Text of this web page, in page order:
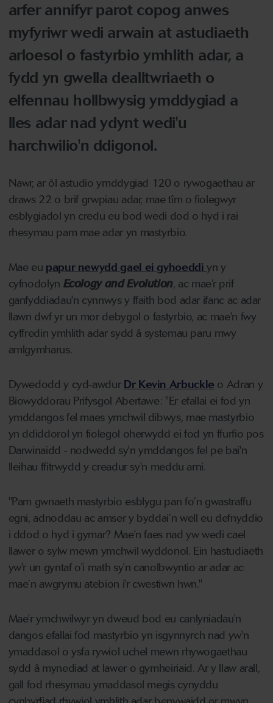
arfer annifyr parot copog anwes
myfyriwr wedi arwain at astudiaeth
arloesol o fastyrbio ymhlith adar, a
fydd yn gwella dealltwriaeth o
elfennau hollbwysig ymddygiad a
lles adar nad ydynt wedi'u
harchwilio'n ddigonol.
Nawr, ar ôl astudio ymddygiad 120 o rywogaethau ar
draws 22 o brif grwpiau adar, mae tîm o fiolegwyr
esblygiadol yn credu eu bod wedi dod o hyd i rai
rhesymau pam mae adar yn mastyrbio.
Mae eu papur newydd gael ei gyhoeddiyn y
cyfnodolyn Ecology and Evolution, ac mae’r prif
ganfyddiadau'n cynnwys y ffaith bod adar ifanc ac adar
llawn dwf yr un mor debygol o fastyrbio, ac mae'n fwy
cyffredin ymhlith adar sydd â systemau paru mwy
amlgymharus.
Dywedodd y cyd-awdur Dr Kevin Arbuckle o Adran y
Biowyddorau Prifysgol Abertawe: "Er efallai ei fod yn
ymddangos fel maes ymchwil dibwys, mae mastyrbio
yn ddiddorol yn fiolegol oherwydd ei fod yn ffurfio pos
Darwinaidd - nodwedd sy'n ymddangos fel pe bai'n
lleihau ffitrwydd y creadur sy'n meddu arni.
"Pam gwnaeth mastyrbio esblygu pan fo’n gwastraffu
egni, adnoddau ac amser y byddai’n well eu defnyddio
i ddod o hyd i gymar? Mae'n faes nad yw wedi cael
llawer o sylw mewn ymchwil wyddonol. Ein hastudiaeth
yw'r un gyntaf o'i math sy'n canolbwyntio ar adar ac
mae’n awgrymu atebion i'r cwestiwn hwn."
Mae'r ymchwilwyr yn dweud bod eu canlyniadau'n
dangos efallai fod mastyrbio yn isgynnyrch nad yw'n
ymaddasol o ysfa rywiol uchel mewn rhywogaethau
sydd â mynediad at lawer o gymheiriaid. Ar y llaw arall,
gall fod rhesymau ymaddasol megis cynyddu